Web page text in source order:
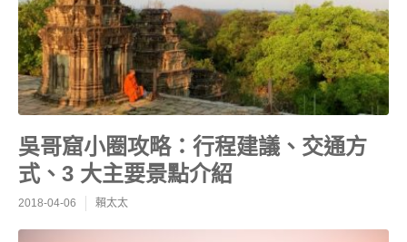
吳哥窟小圈攻略：行程建議、交通方
式、3 大主要景點介紹
2018-04-06 賴太太